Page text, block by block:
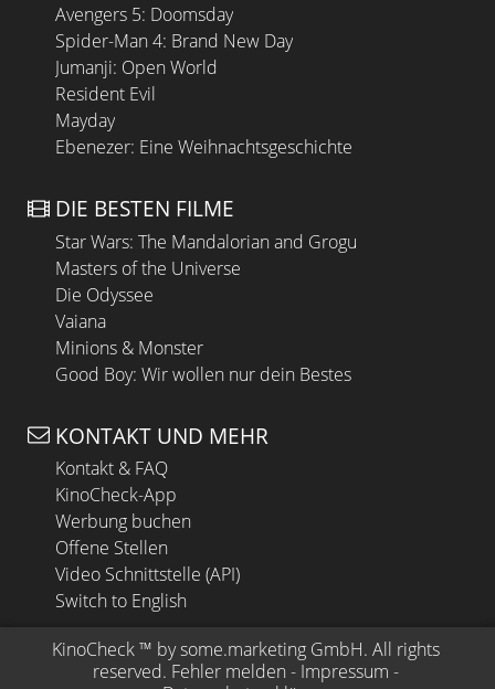
Avengers 5: Doomsday
Spider-Man 4: Brand New Day
Jumanji: Open World
Resident Evil
Mayday
Ebenezer: Eine Weihnachtsgeschichte
DIE BESTEN FILME
Star Wars: The Mandalorian and Grogu
Masters of the Universe
Die Odyssee
Vaiana
Minions & Monster
Good Boy: Wir wollen nur dein Bestes
KONTAKT UND MEHR
Kontakt & FAQ
KinoCheck-App
Werbung buchen
Offene Stellen
Video Schnittstelle (API)
Switch to English
KinoCheck ™ by some.marketing GmbH. All rights
reserved. Fehler melden - Impressum -